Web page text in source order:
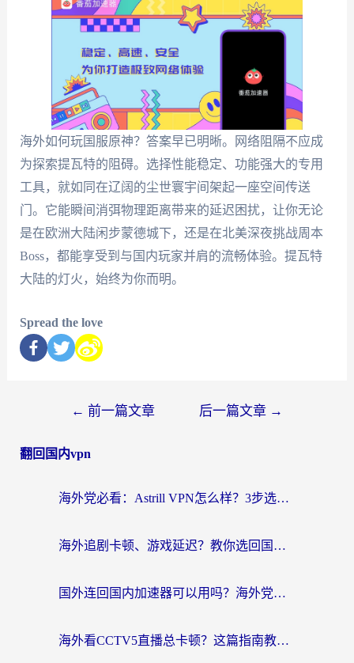
海外如何玩国服原神？答案早已明晰。网络阻隔不应成
为探索提瓦特的阻碍。选择性能稳定、功能强大的专用
工具，就如同在辽阔的尘世寰宇间架起一座空间传送
门。它能瞬间消弭物理距离带来的延迟困扰，让你无论
是在欧洲大陆闲步蒙德城下，还是在北美深夜挑战周本
Boss，都能享受到与国内玩家并肩的流畅体验。提瓦特
大陆的灯火，始终为你而明。
Spread the love
← 前一篇文章 后一篇文章 →
翻回国内vpn
海外党必看：Astrill VPN怎么样？3步选对回国加速器实现无缝刷剧玩游戏
海外追剧卡顿、游戏延迟？教你选回国加速器，附免费加速器试用一小时福利
国外连回国内加速器可以用吗？海外党亲测实用指南，解决追剧游戏卡顿难题
海外看CCTV5直播总卡顿？这篇指南教你选对回国加速器，无缝刷国内资源